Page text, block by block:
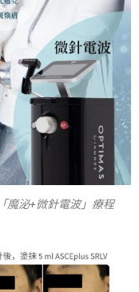
魔泌+微針電波」療程